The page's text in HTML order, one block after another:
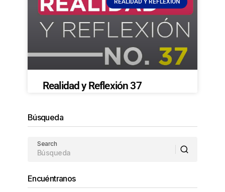
REALIDAD Y REFLEXIÓN
Realidad y Reflexión 37
Búsqueda
Search
Encuéntranos